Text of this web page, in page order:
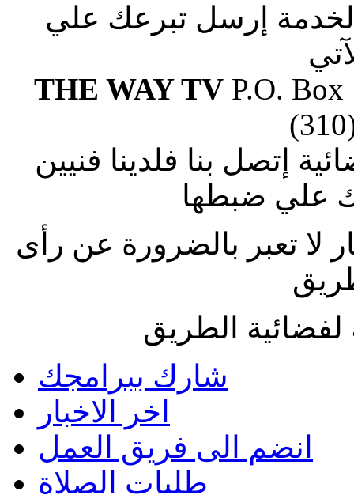
إرسل تبرعك علي
THE WAY TVP.O. Box
إتصل بنا فلدينا فنيين
علي ضبطها
لا تعبر بالضرورة عن رأى
الطريق
شارك ببرامجك
اخر الاخبار
انضم الى فريق العمل
طلبات الصلاة